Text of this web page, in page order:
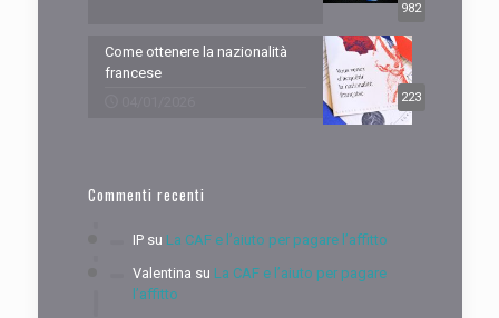
982
223
Come ottenere la nazionalità
francese
Commenti recenti
IPsu La CAF e l’aiuto per pagare l’affitto
Valentina su La CAF e l’aiuto per pagare
l’affitto